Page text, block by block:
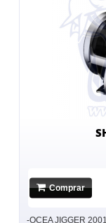
Comprar
-OCEA JIGGER